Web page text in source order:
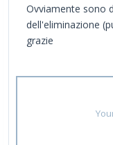
Ovviamente sono
dell'eliminazione
grazie